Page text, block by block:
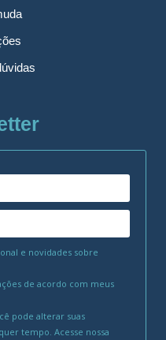
e novidades sobre
de acordo com meus
pode alterar suas
tempo. Acesse nossa